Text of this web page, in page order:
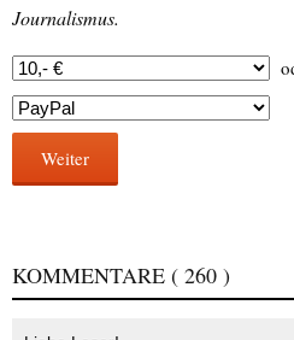
Journalismus.
Weiter
KOMMENTARE ( 260 )